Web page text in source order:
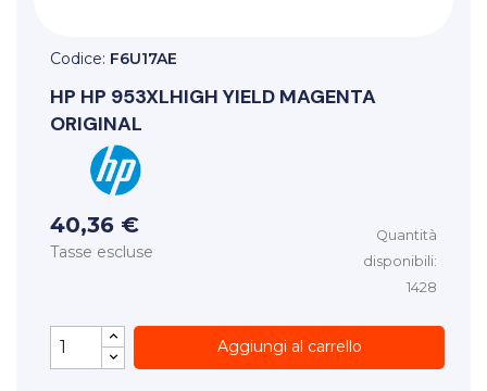
Codice: F6U17AE
HP HP 953XLHIGH YIELD MAGENTA
ORIGINAL
40,36 €
Tasse escluse
Quantità
disponibili:
1428
Aggiungi al carrello